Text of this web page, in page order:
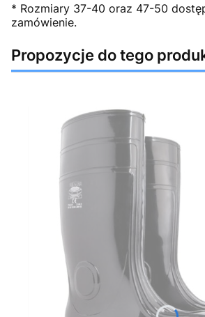
* Rozmiary 37-40 oraz 47-50
zamówienie.
Propozycje do tego